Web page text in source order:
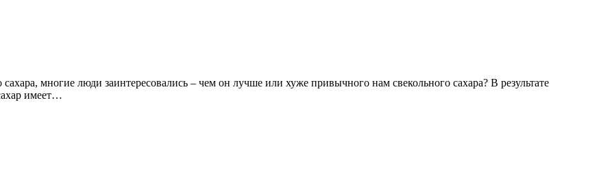
многие люди заинтересовались – чем он лучше или хуже привычного нам свекольного сахара? В результате
имеет…